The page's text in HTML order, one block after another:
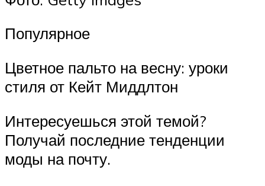
Популярное
Цветное пальто на весну: уроки
стиля от Кейт Миддлтон
Интересуешься этой темой?
Получай последние тенденции
моды на почту.